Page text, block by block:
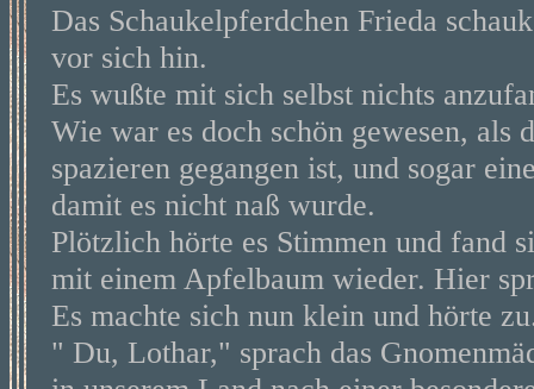
Das Schaukelpferdchen Frieda
vor sich hin.
Es wußte mit sich selbst nichts
Wie war es doch schön gewesen, als
spazieren gegangen ist, und sogar
damit es nicht naß wurde.
Plötzlich hörte es Stimmen und fand
mit einem Apfelbaum wieder. Hier
Es machte sich nun klein und hörte
" Du, Lothar," sprach das